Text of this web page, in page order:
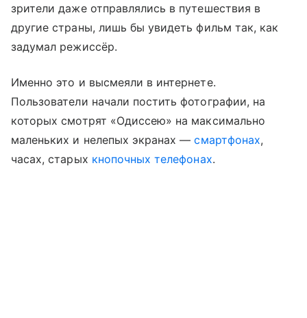
зрители даже отправлялись в путешествия в
другие страны, лишь бы увидеть фильм так, как
задумал режиссёр.
Именно это и высмеяли в интернете.
Пользователи начали постить фотографии, на
которых смотрят «Одиссею» на максимально
маленьких и нелепых экранах —смартфонах,
часах, старых кнопочных телефонах.